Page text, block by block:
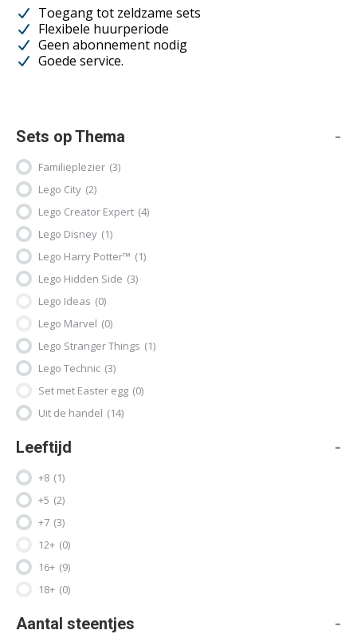
productpagina
Toegang tot zeldzame sets
Flexibele huurperiode
Geen abonnement nodig
Goede service.
Sets op Thema -
Familieplezier (3)
Lego City (2)
Lego Creator Expert (4)
Lego Disney (1)
Lego Harry Potter™ (1)
Lego Hidden Side (3)
Lego Ideas (0)
Lego Marvel (0)
Lego Stranger Things (1)
Lego Technic (3)
Set met Easter egg (0)
Uit de handel (14)
Leeftijd -
+8 (1)
+5 (2)
+7 (3)
12+ (0)
16+ (9)
18+ (0)
Aantal steentjes -